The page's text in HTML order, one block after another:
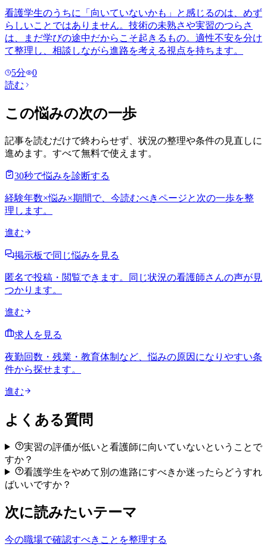
看護学生のうちに「向いていないかも」と感じるのは、めず
らしいことではありません。技術の未熟さや実習のつらさ
は、まだ学びの途中だからこそ起きるもの。適性不安を分け
て整理し、相談しながら進路を考える視点を持ちます。
5分
0
読む
この悩みの次の一歩
記事を読むだけで終わらせず、状況の整理や条件の見直しに
進めます。すべて無料で使えます。
30秒で悩みを診断する
経験年数×悩み×期間で、今読むべきページと次の一歩を整
理します。
進む
掲示板で同じ悩みを見る
匿名で投稿・閲覧できます。同じ状況の看護師さんの声が見
つかります。
進む
求人を見る
夜勤回数・残業・教育体制など、悩みの原因になりやすい条
件から探せます。
進む
よくある質問
実習の評価が低いと看護師に向いていないということで
すか？
看護学生をやめて別の進路にすべきか迷ったらどうすれ
ばいいですか？
次に読みたいテーマ
今の職場で確認すべきことを整理する